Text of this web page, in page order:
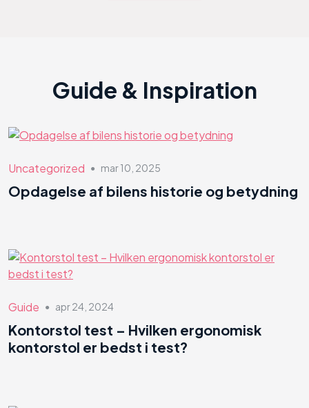
Guide & Inspiration
Uncategorized ● mar 10, 2025
Opdagelse af bilens historie og betydning
Guide ● apr 24, 2024
Kontorstol test – Hvilken ergonomisk
kontorstol er bedst i test?